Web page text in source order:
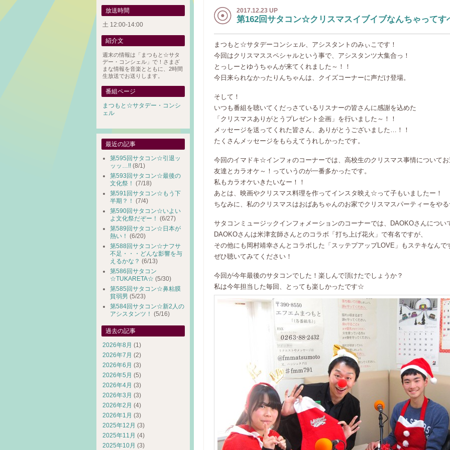
2017.12.23 UP
第162回サタコン☆クリスマスイブイブなんちゃってす
まつもと☆サタデーコンシェル、アシスタントのみぃこです！
今回はクリスマススペシャルという事で、アシスタンツ大集合っ！
とっしーとゆうちゃんが来てくれました～！！
今日来られなかったりんちゃんは、クイズコーナーに声だけ登場。
そして！
いつも番組を聴いてくだっさているリスナーの皆さんに感謝を込めた
「クリスマスありがとうプレゼント企画」を行いました～！！
メッセージを送ってくれた皆さん、ありがとうございました…！！
たくさんメッセージをもらえてうれしかったです。
今回のイマドキ☆インフォのコーナーでは、高校生のクリスマス事情について
友達とカラオケ～！っていうのが一番多かったです。
私もカラオケいきたいなー！！
あとは、映画やクリスマス料理を作ってインスタ映え☆って子もいましたー！
ちなみに、私のクリスマスはおばあちゃんのお家でクリスマスパーティーをや
サタコンミュージックインフォメーションのコーナーでは、DAOKOさんについ
DAOKOさんは米津玄師さんとのコラボ「打ち上げ花火」で有名ですが、
その他にも岡村靖幸さんとコラボした「スッテプアップLOVE」もステキなんで
ぜひ聴いてみてください！
今回が今年最後のサタコンでした！楽しんで頂けたでしょうか？
私は今年担当した毎回、とっても楽しかったです☆
放送時間
土 12:00-14:00
紹介文
週末の情報は「まつもと☆サタ
デー・コンシェル」で！さまざ
まな情報を音楽とともに、2時間
生放送でお送りします。
番組ページ
まつもと☆サタデー・コンシ
ェル
最近の記事
第595回サタコン☆引退ッ
ッッ…!! (8/1)
第593回サタコン☆最後の
文化祭！ (7/18)
第591回サタコン☆もう下
半期？！ (7/4)
第590回サタコン☆いよい
よ文化祭だぞー！ (6/27)
第589回サタコン☆日本が
熱い！ (6/20)
第588回サタコン☆ナフサ
不足・・・どんな影響を与
えるかな？ (6/13)
第586回サタコン
☆TUKARETA☆ (5/30)
第585回サタコン☆鼻粘膜
貧弱男 (5/23)
第584回サタコン☆新2人の
アシスタンツ！ (5/16)
過去の記事
2026年8月 (1)
2026年7月 (2)
2026年6月 (3)
2026年5月 (5)
2026年4月 (3)
2026年3月 (3)
2026年2月 (4)
2026年1月 (3)
2025年12月 (3)
2025年11月 (4)
2025年10月 (3)